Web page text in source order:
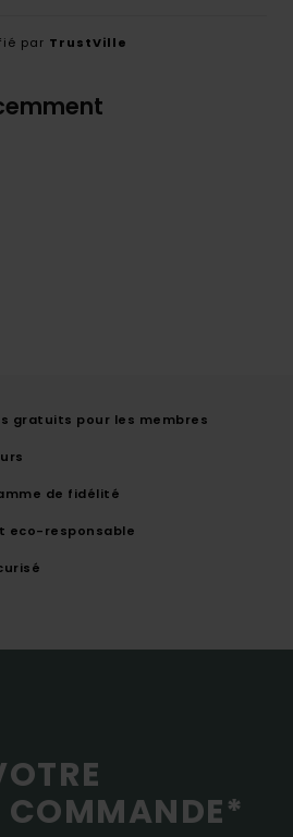
par TrustVille
gratuits pour les membres
de fidélité
eco-responsable
COMMANDE*